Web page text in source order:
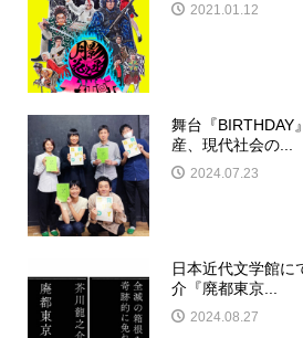
2021.01.12
舞台『BIRTHDAY
産、現代社会の...
2024.07.23
日本近代文学館に
介『廃都東京...
2024.08.27